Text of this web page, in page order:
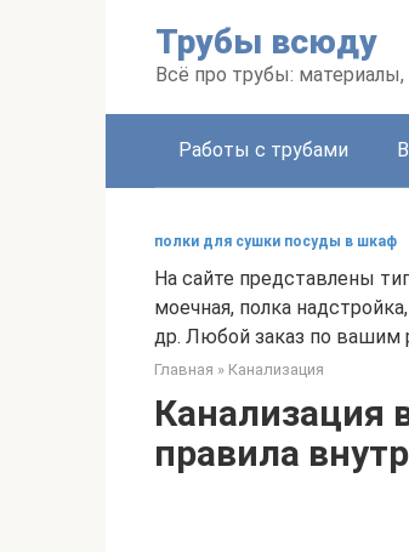
Трубы всюду
Всё про трубы:
Работы с трубами
полки для сушки посуды в шкаф
На сайте представлены
моечная, полка
др. Любой заказ по вашим
Главная » Канализация
Канализация
правила